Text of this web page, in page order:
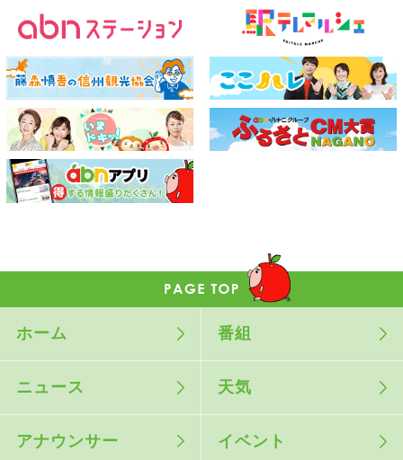
ホーム 番組
ニュース 天気
アナウンサー イベント